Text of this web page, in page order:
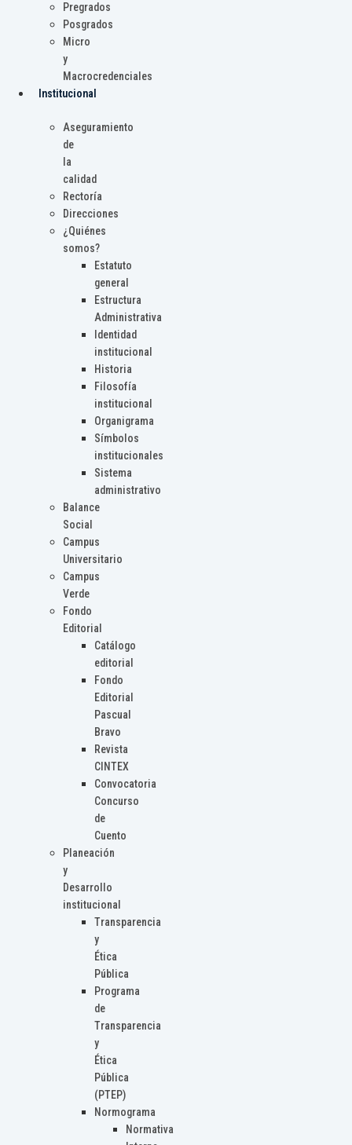
Pregrados
Posgrados
Micro
y
Macrocredenciales
Institucional
Aseguramiento
de
la
calidad
Rectoría
Direcciones
¿Quiénes
somos?
Estatuto
general
Estructura
Administrativa
Identidad
institucional
Historia
Filosofía
institucional
Organigrama
Símbolos
institucionales
Sistema
administrativo
Balance
Social
Campus
Universitario
Campus
Verde
Fondo
Editorial
Catálogo
editorial
Fondo
Editorial
Pascual
Bravo
Revista
CINTEX
Convocatoria
Concurso
de
Cuento
Planeación
y
Desarrollo
institucional
Transparencia
y
Ética
Pública
Programa
de
Transparencia
y
Ética
Pública
(PTEP)
Normograma
Normativa